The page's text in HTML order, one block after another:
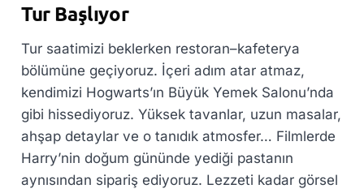
Tur Başlıyor
Tur saatimizi beklerken restoran–kafeterya
bölümüne geçiyoruz. İçeri adım atar atmaz,
kendimizi Hogwarts’ın Büyük Yemek Salonu’nda
gibi hissediyoruz. Yüksek tavanlar, uzun masalar,
ahşap detaylar ve o tanıdık atmosfer… Filmlerde
Harry’nin doğum gününde yediği pastanın
aynısından sipariş ediyoruz. Lezzeti kadar görsel